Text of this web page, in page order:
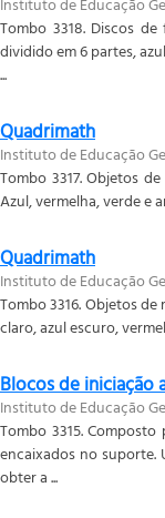
Tombo 3318. Discos
dividido em 6 partes,
...
Quadrimath
Instituto de Educação
Tombo 3317. Objetos
Azul, vermelha, verde e
Quadrimath
Instituto de Educação
Tombo 3316. Objetos
claro, azul escuro,
Blocos de iniciação
Instituto de Educação
Tombo 3315.
encaixados no suporte.
obter a ...